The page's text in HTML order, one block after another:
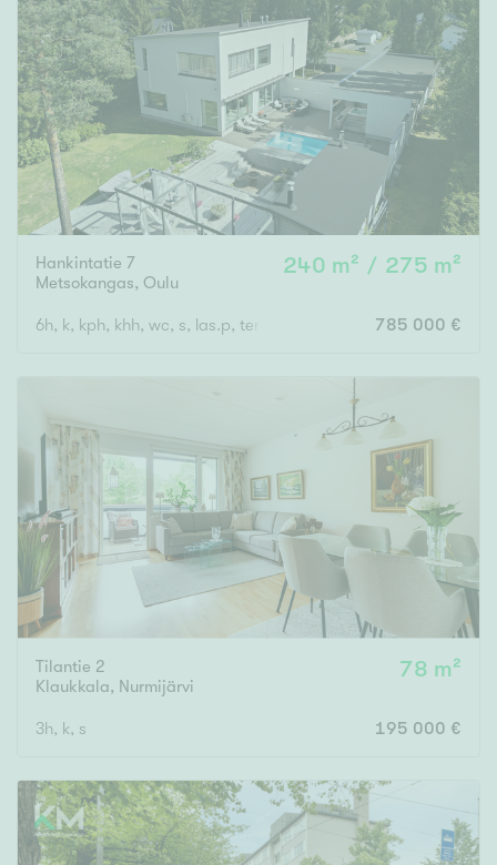
Hyvä
Tyydyttävä
Välttävä
Ominaisuudet
Hissi
Järvi- tai merinäköala
Maalämpö
Oma ranta
Oma sauna
Hankintatie 7
Metsokangas, Oulu
240 m² / 275 m²
6h, k, kph, khh, wc, s, las.p, terassi + autotalli 785 000 €
Tilantie 2
Klaukkala, Nurmijärvi
78 m²
3h, k, s 195 000 €